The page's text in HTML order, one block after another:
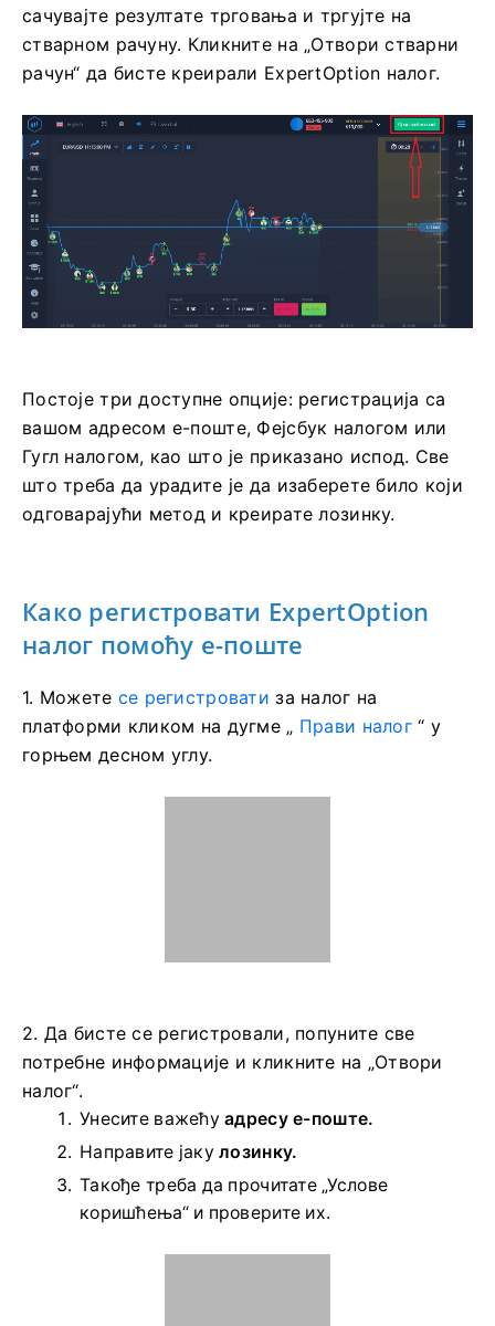
сачувајте резултате трговања и тргујте на
стварном рачуну. Кликните на „Отвори стварни
рачун“ да бисте креирали ExpertOption налог.
Постоје три доступне опције: регистрација са
вашом адресом е-поште, Фејсбук налогом или
Гугл налогом, као што је приказано испод. Све
што треба да урадите је да изаберете било који
одговарајући метод и креирате лозинку.
Како регистровати ExpertOption
налог помоћу е-поште
1. Можете се регистровати за налог на
платформи кликом на дугме „ Прави налог“ у
горњем десном углу.
2. Да бисте се регистровали, попуните све
потребне информације и кликните на „Отвори
Унесите важећу
адресу е-поште.
Направите јаку
лозинку.
коришћења“ и проверите их.